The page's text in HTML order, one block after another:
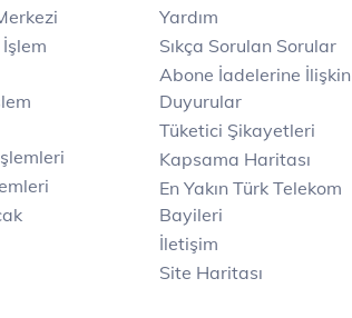
Yardım
Sıkça Sorulan Sorular
Abone İadelerine İlişkin
Duyurular
Tüketici Şikayetleri
Kapsama Haritası
En Yakın Türk Telekom
Bayileri
İletişim
Site Haritası